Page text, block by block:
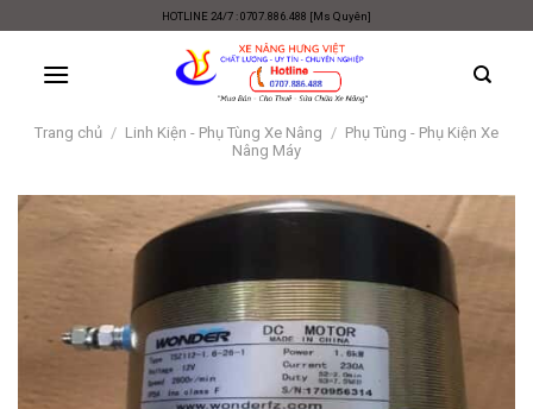
content
HOTLINE 24/7 : 0707.886.488 [Ms Quyên]
Trang chủ / Linh Kiện - Phụ Tùng Xe Nâng / Phụ Tùng - Phụ Kiện Xe
Nâng Máy